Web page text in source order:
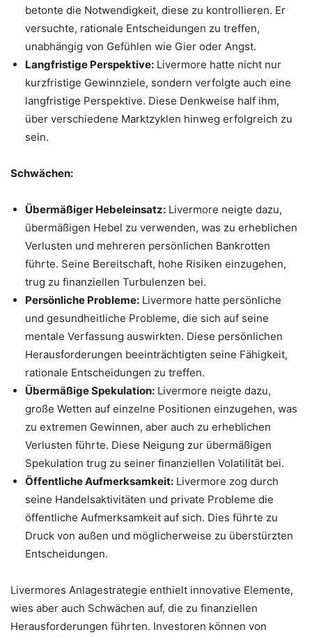
betonte die Notwendigkeit, diese zu kontrollieren. Er
versuchte, rationale Entscheidungen zu treffen,
unabhängig von Gefühlen wie Gier oder Angst.
Langfristige Perspektive: Livermore hatte nicht nur
kurzfristige Gewinnziele, sondern verfolgte auch eine
langfristige Perspektive. Diese Denkweise half ihm,
über verschiedene Marktzyklen hinweg erfolgreich zu
sein.
Schwächen:
Übermäßiger Hebeleinsatz: Livermore neigte dazu,
übermäßigen Hebel zu verwenden, was zu erheblichen
Verlusten und mehreren persönlichen Bankrotten
führte. Seine Bereitschaft, hohe Risiken einzugehen,
trug zu finanziellen Turbulenzen bei.
Persönliche Probleme: Livermore hatte persönliche
und gesundheitliche Probleme, die sich auf seine
mentale Verfassung auswirkten. Diese persönlichen
Herausforderungen beeinträchtigten seine Fähigkeit,
rationale Entscheidungen zu treffen.
Übermäßige Spekulation: Livermore neigte dazu,
große Wetten auf einzelne Positionen einzugehen, was
zu extremen Gewinnen, aber auch zu erheblichen
Verlusten führte. Diese Neigung zur übermäßigen
Spekulation trug zu seiner finanziellen Volatilität bei.
Öffentliche Aufmerksamkeit: Livermore zog durch
seine Handelsaktivitäten und private Probleme die
öffentliche Aufmerksamkeit auf sich. Dies führte zu
Druck von außen und möglicherweise zu überstürzten
Entscheidungen.
Livermores Anlagestrategie enthielt innovative Elemente,
wies aber auch Schwächen auf, die zu finanziellen
Herausforderungen führten. Investoren können von